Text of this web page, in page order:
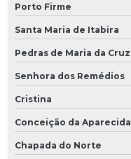
Porto Firme
Santa Maria de Itabira
Pedras de Maria da Cruz
Senhora dos Remédios
Cristina
Conceição da Aparecida
Chapada do Norte